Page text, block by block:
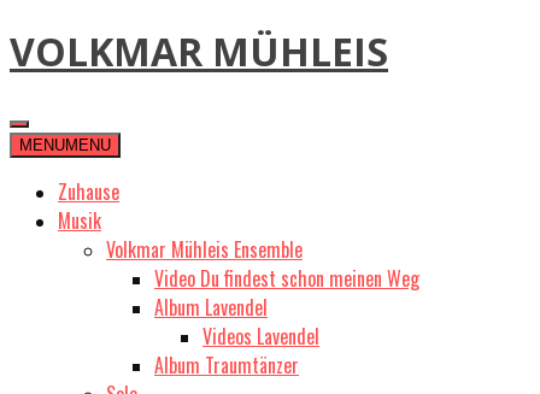
Skip
to
VOLKMAR MÜHLEIS
MENUMENU
Zuhause
Musik
Volkmar Mühleis Ensemble
Video Du findest schon meinen Weg
Album Lavendel
Videos Lavendel
Album Traumtänzer